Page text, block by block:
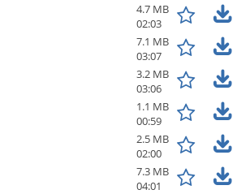
4.7 MB
02:03
7.1 MB
03:07
3.2 MB
03:06
1.1 MB
00:59
2.5 MB
02:00
7.3 MB
04:01